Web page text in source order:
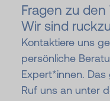
Fragen zu
Wir sind
Kontaktiere uns
persönliche
Expert*innen.
Ruf uns an unter